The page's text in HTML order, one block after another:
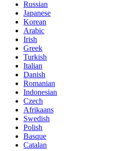
Russian
Japanese
Korean
Arabic
Irish
Greek
Turkish
Italian
Danish
Romanian
Indonesian
Czech
Afrikaans
Swedish
Polish
Basque
Catalan